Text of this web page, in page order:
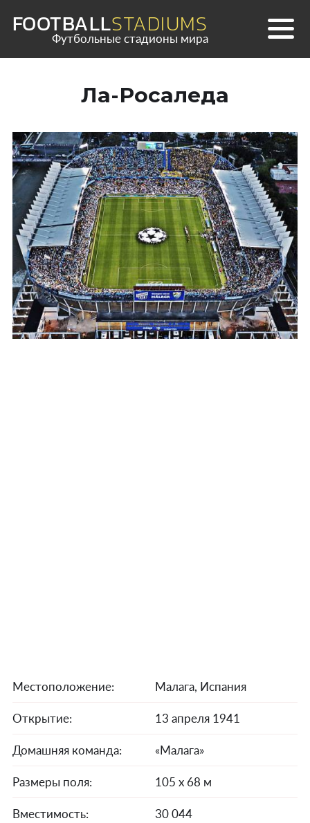
FOOTBALLSTADIUMS
Футбольные стадионы мира
Ла-Росаледа
Местоположение: Малага, Испания
Открытие: 13 апреля 1941
Домашняя команда: «Малага»
Размеры поля: 105 х 68 м
Вместимость: 30 044